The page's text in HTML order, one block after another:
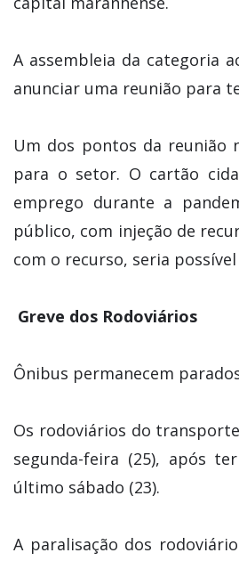
A assembleia da categoria
anunciar uma reunião para
Um dos pontos da reunião
para o setor. O cartão
emprego durante a
público, com injeção de
com o recurso, seria
Greve dos Rodoviários
Ônibus permanecem
Os rodoviários do
segunda-feira (25), após
último sábado (23).
A paralisação dos